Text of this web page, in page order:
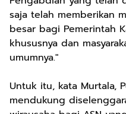
saja telah memberikan
besar bagi Pemerintah
khususnya dan
umumnya."
Untuk itu, kata Murtala,
mendukung